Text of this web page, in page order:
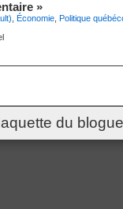
»
Économie Politique
du